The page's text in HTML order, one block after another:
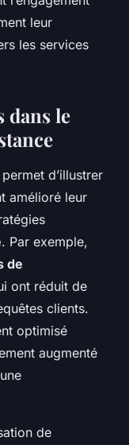
leur
les services
dans le
d’illustrer
amélioré leur
. Par exemple,
de
ont réduit de
clients.
optimisé
augmenté
de